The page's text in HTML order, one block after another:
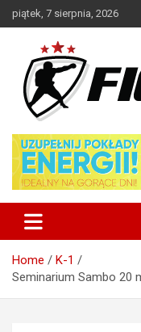
Skip
to
piątek, 7 sierpnia, 2026
Home
K-1
Seminarium Sambo 20